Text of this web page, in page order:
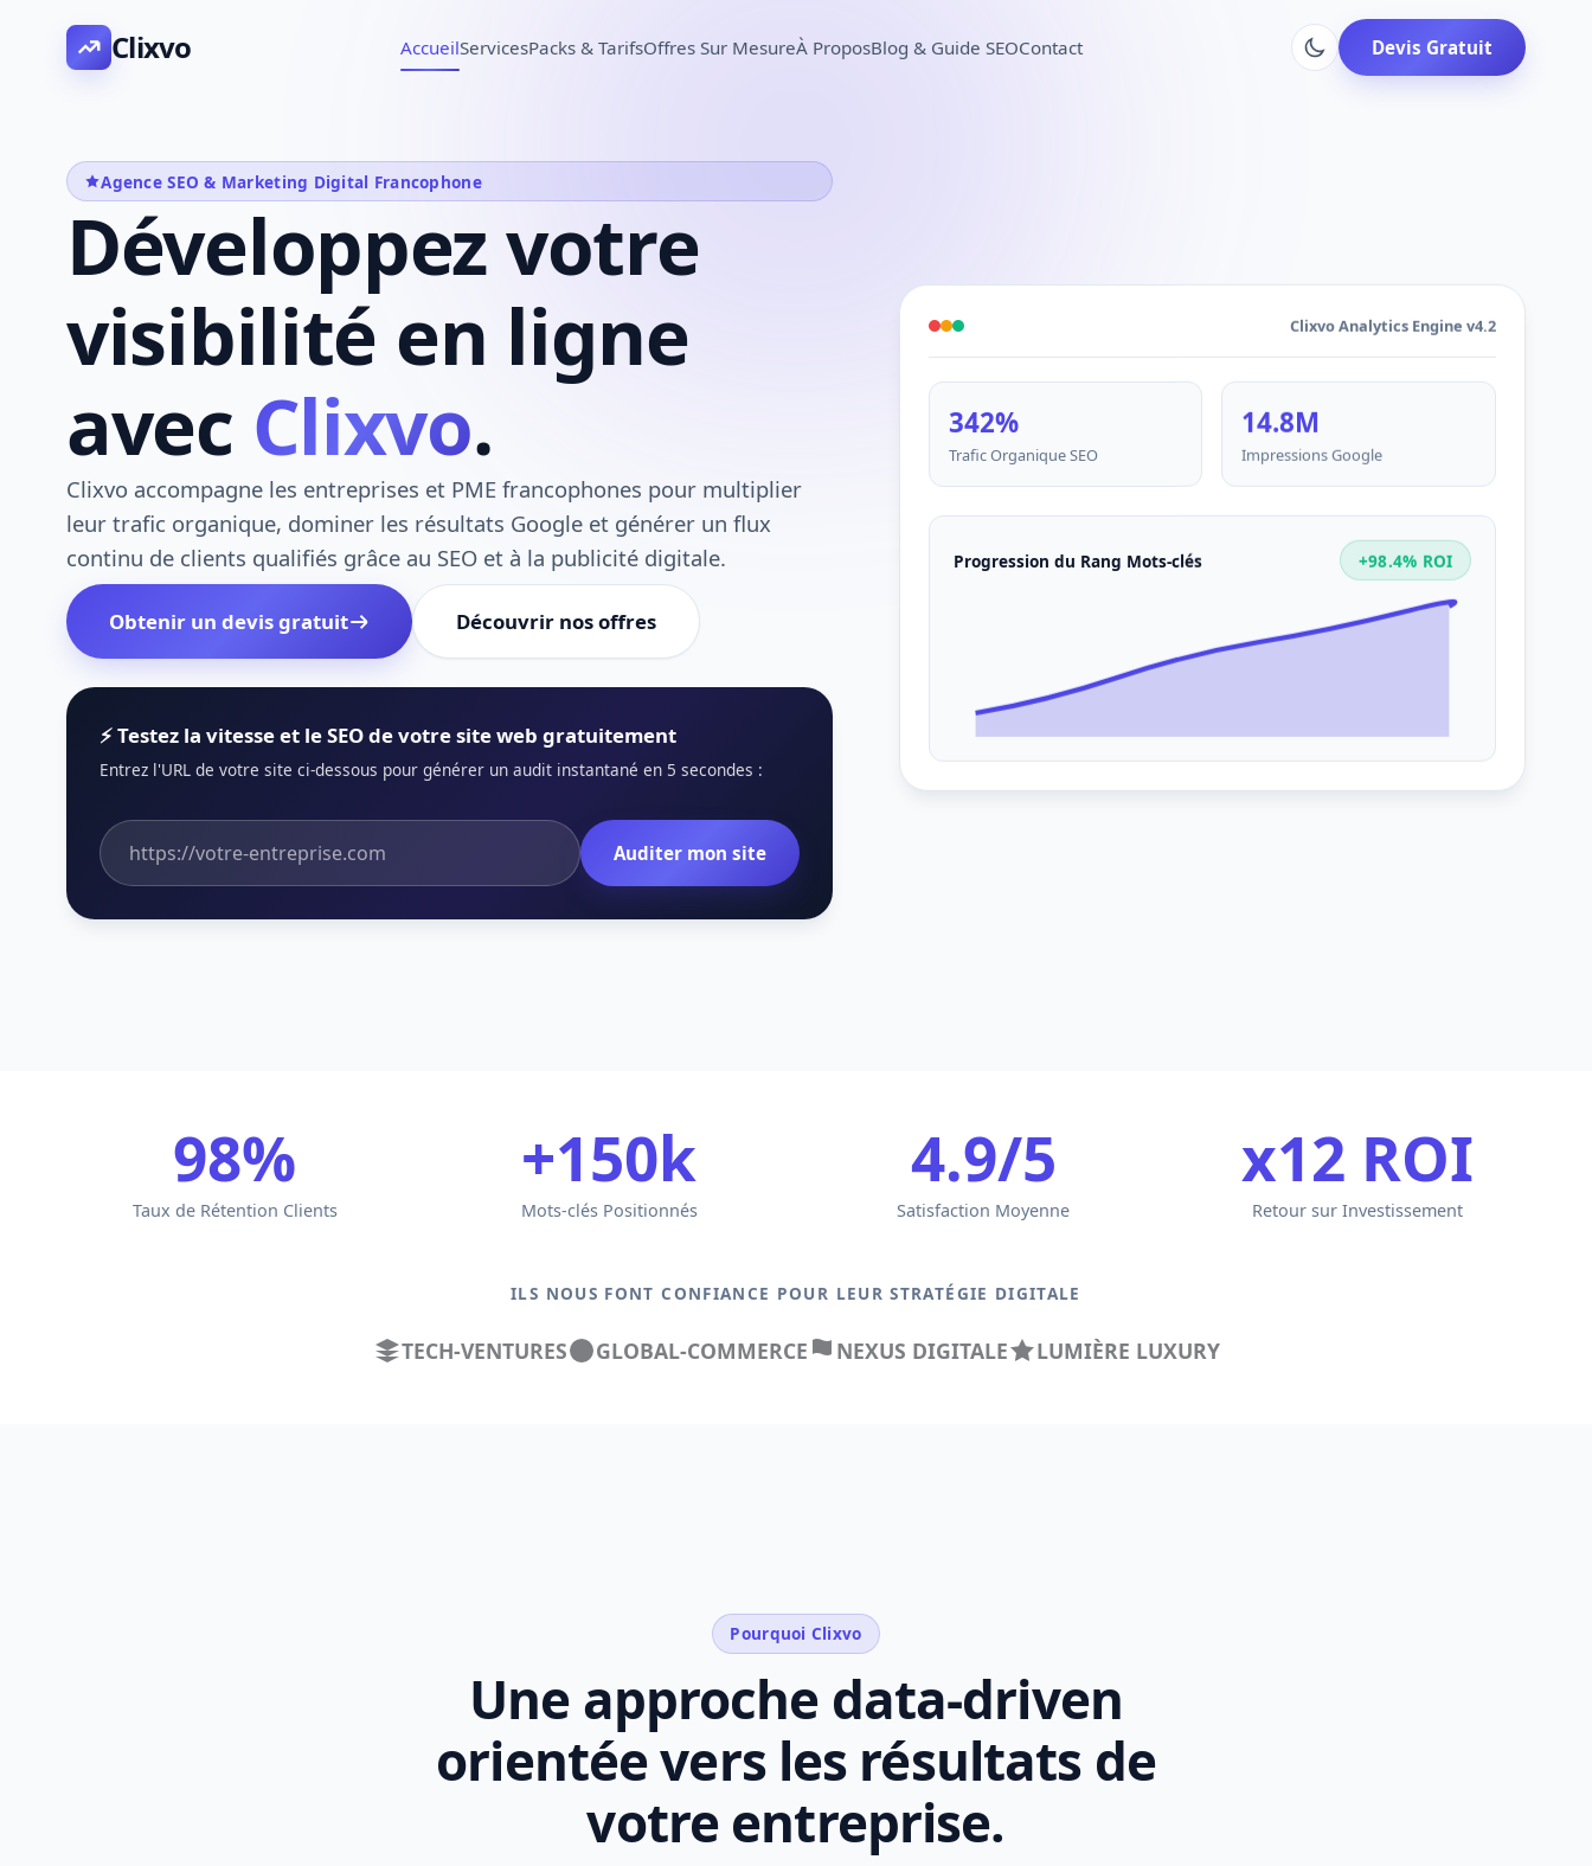
Clixvo AccueilServicesPacks & TarifsOffres Sur MesureÀ ProposBlog & Guide SEOContact Devis Gratuit
Agence SEO & Marketing Digital Francophone
Développez votre
visibilité en ligne
avec Clixvo.
Clixvo accompagne les entreprises et PME francophones pour multiplier
leur trafic organique, dominer les résultats Google et générer un flux
continu de clients qualifiés grâce au SEO et à la publicité digitale.
Obtenir un devis gratuit Découvrir nos offres
⚡ Testez la vitesse et le SEO de votre site web gratuitement
Entrez l'URL de votre site ci-dessous pour générer un audit instantané en 5 secondes :
Auditer mon site
Clixvo Analytics Engine v4.2
342%
Trafic Organique SEO
14.8M
Impressions Google
Progression du Rang Mots-clés +98.4% ROI
98%
Taux de Rétention Clients
+150k
Mots-clés Positionnés
4.9/5
Satisfaction Moyenne
x12 ROI
Retour sur Investissement
ILS NOUS FONT CONFIANCE POUR LEUR STRATÉGIE DIGITALE
TECH-VENTURES GLOBAL-COMMERCE NEXUS DIGITALE LUMIÈRE LUXURY
Pourquoi Clixvo
Une approche data-driven
orientée vers les résultats de
votre entreprise.